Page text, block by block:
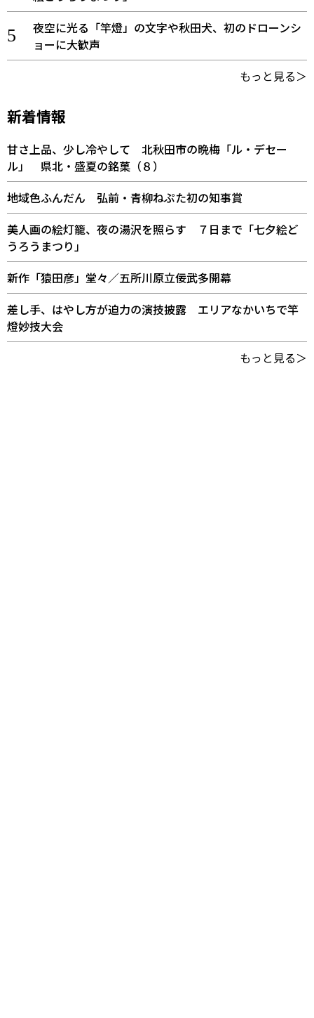
夜空に光る「竿燈」の文字や秋田犬、初のドローンシ
ョーに大歓声
もっと見る＞
新着情報
甘さ上品、少し冷やして 北秋田市の晩梅「ル・デセー
ル」 県北・盛夏の銘菓（８）
地域色ふんだん 弘前・青柳ねぷた初の知事賞
美人画の絵灯籠、夜の湯沢を照らす ７日まで「七夕絵ど
うろうまつり」
新作「猿田彦」堂々／五所川原立佞武多開幕
差し手、はやし方が迫力の演技披露 エリアなかいちで竿
燈妙技大会
もっと見る＞